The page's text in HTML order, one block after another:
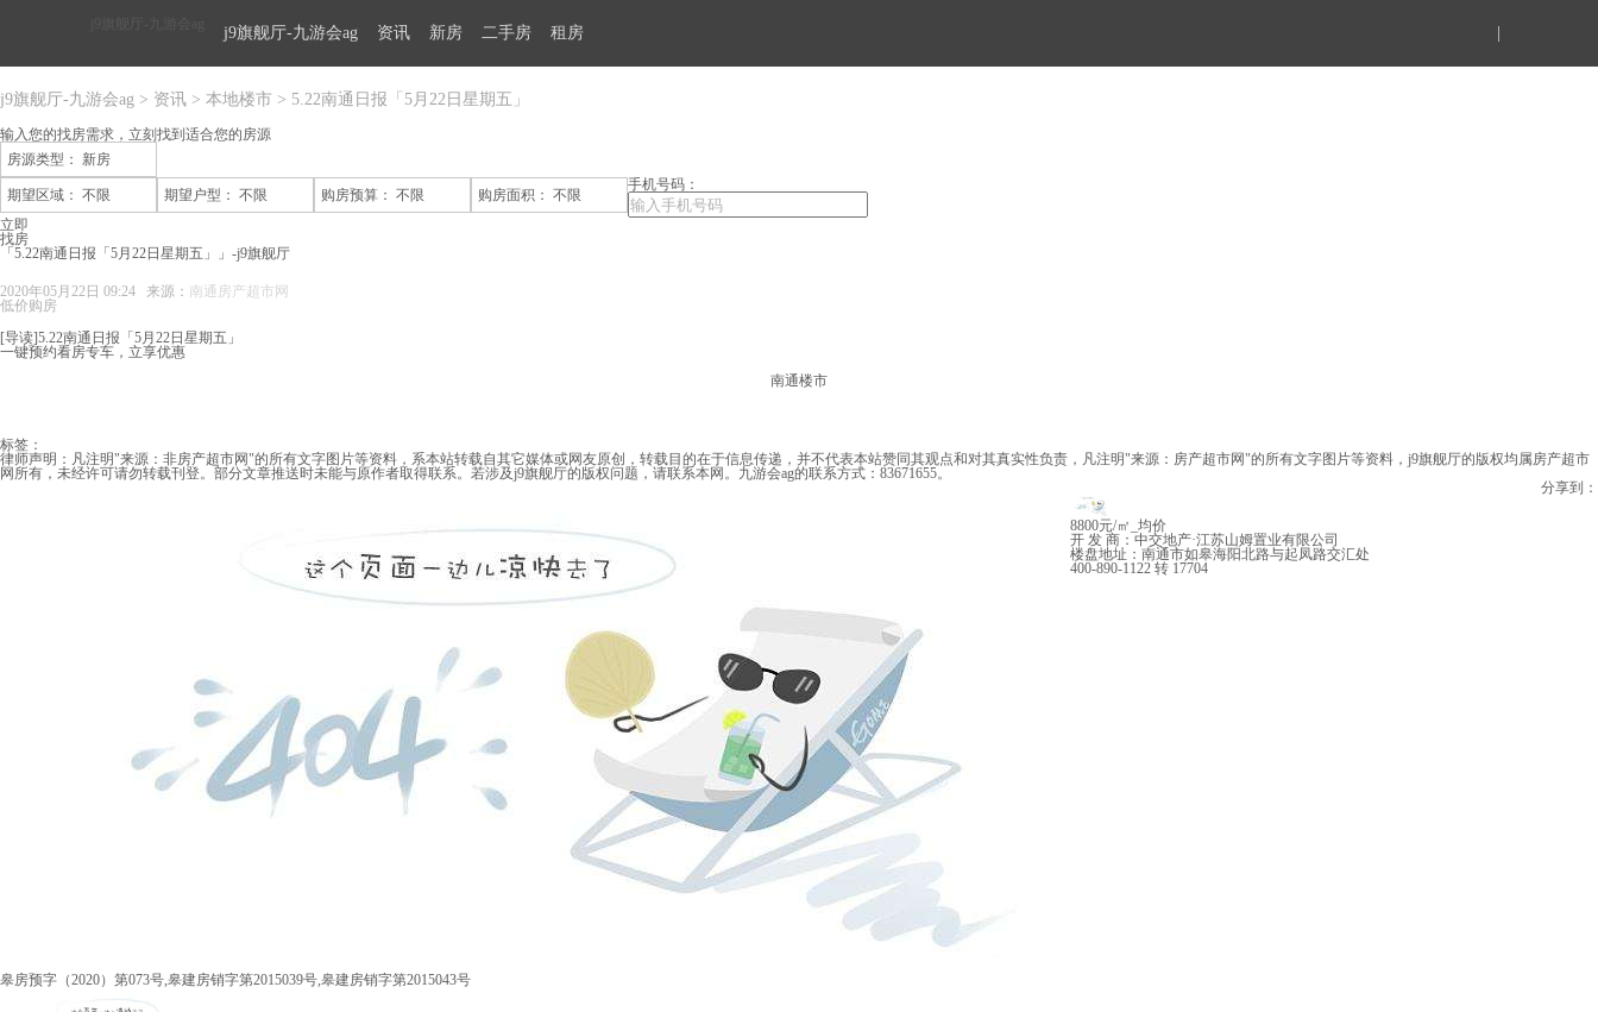
j9旗舰厅-九游会ag 资讯 新房 二手房 租房
j9旗舰厅-九游会ag > 资讯 > 本地楼市 > 5.22南通日报「5月22日星期五」
输入您的找房需求， 立刻找到适合您的房源
房源类型： 新房
期望区域： 不限 期望户型： 不限 购房预算： 不限 购房面积： 不限
手机号码：
立即
找房
「5.22南通日报「5月22日星期五」」-j9旗舰厅
2020年05月22日 09:24 来源： 南通房产超市网
低价购房
[导读]5.22南通日报「5月22日星期五」
一键预约看房专车，立享优惠
南通楼市
标签：
律师声明：凡注明"来源：非房产超市网"的所有文字图片等资料，系本站转载自其它媒体或网友原创，转载目的在于信息传递，并不代表本站赞同其观点和对其真实性负责，凡注明"来源：房产超市网"的所有文字图片等资料，j9旗舰厅的版权均属房产超市
网所有，未经许可请勿转载刊登。部分文章推送时未能与原作者取得联系。若涉及j9旗舰厅的版权问题，请联系本网。九游会ag的联系方式：83671655。
分享到：
皋房预字（2020）第073号,皋建房销字第2015039号,皋建房销字第2015043号
8800元/㎡ _均价
开 发 商：中交地产·江苏山姆置业有限公司
楼盘地址：南通市如皋海阳北路与起凤路交汇处
400-890-1122 转 17704